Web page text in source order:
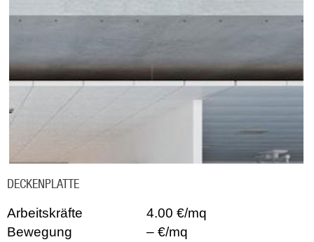
DECKENPLATTE
Arbeitskräfte
4.00 €/mq
Bewegung
– €/mq